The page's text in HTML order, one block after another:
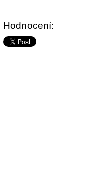
Hodnocení: